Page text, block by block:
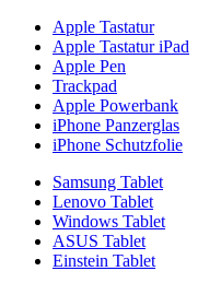
Apple Tastatur
Apple Tastatur iPad
Apple Pen
Trackpad
Apple Powerbank
iPhone Panzerglas
iPhone Schutzfolie
Samsung Tablet
Lenovo Tablet
Windows Tablet
ASUS Tablet
Einstein Tablet